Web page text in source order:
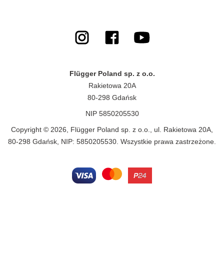
Flügger Poland sp. z o.o.
Rakietowa 20A
80-298 Gdańsk
NIP 5850205530
Copyright © 2026, Flügger Poland sp. z o.o., ul. Rakietowa 20A,
80-298 Gdańsk, NIP: 5850205530. Wszystkie prawa zastrzeżone.